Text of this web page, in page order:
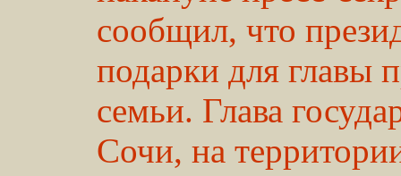
сообщил, что
подарки для главы
семьи. Глава
Сочи, на